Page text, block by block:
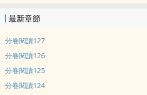
最新章節
分卷閱讀127
分卷閱讀126
分卷閱讀125
分卷閱讀124